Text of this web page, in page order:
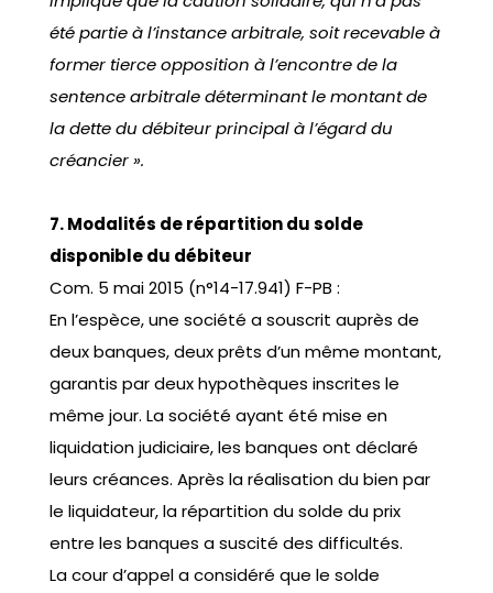
été partie à l’instance arbitrale, soit recevable à
former tierce opposition à l’encontre de la
sentence arbitrale déterminant le montant de
la dette du débiteur principal à l’égard du
créancier ».
7. Modalités de répartition du solde
disponible du débiteur
Com. 5 mai 2015 (n°14-17.941) F-PB :
En l’espèce, une société a souscrit auprès de
deux banques, deux prêts d’un même montant,
garantis par deux hypothèques inscrites le
même jour. La société ayant été mise en
liquidation judiciaire, les banques ont déclaré
leurs créances. Après la réalisation du bien par
le liquidateur, la répartition du solde du prix
entre les banques a suscité des difficultés.
La cour d’appel a considéré que le solde